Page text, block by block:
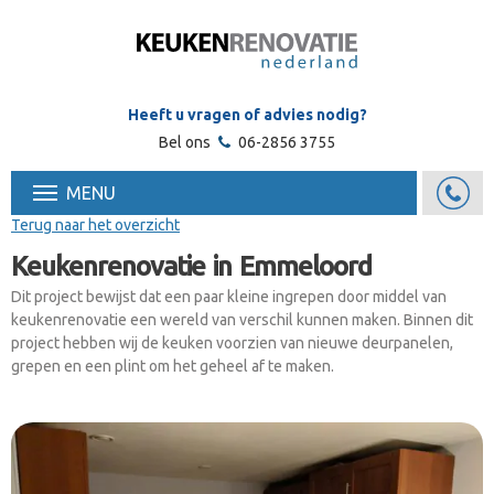
Heeft u vragen of advies nodig?
Bel ons
06-2856 3755
MENU
Terug naar het overzicht
Keukenrenovatie in Emmeloord
Dit project bewijst dat een paar kleine ingrepen door middel van
keukenrenovatie een wereld van verschil kunnen maken. Binnen dit
project hebben wij de keuken voorzien van nieuwe deurpanelen,
grepen en een plint om het geheel af te maken.